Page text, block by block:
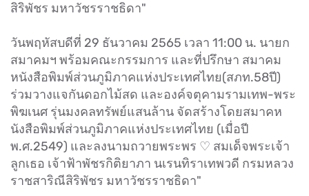
สิริพัชร มหาวัชรราชธิดา"
วันพฤหัสบดีที่ 29 ธันวาคม 2565 เวลา 11:00 น. นายก
สมาคมฯ พร้อมคณะกรรมการ และที่ปรึกษา สมาคม
หนังสือพิมพ์ส่วนภูมิภาคแห่งประเทศไทย(สภท.58ปี)
ร่วมวางแจกันดอกไม้สด และองค์จตุคามรามเทพ-พระ
พิฆเนศ รุ่นมงคลทรัพย์แสนล้าน จัดสร้างโดยสมาคห
นังสือพิมพ์ส่วนภูมิภาคแห่งประเทศไทย (เมื่อปี
พ.ศ.2549) และลงนามถวายพระพร ♡ สมเด็จพระเจ้า
ลูกเธอ เจ้าฟ้าพัชรกิติยาภา นเรนทิราเทพวดี กรมหลวง
ราชสาริณีสิริพัชร มหาวัชรราชธิดา"